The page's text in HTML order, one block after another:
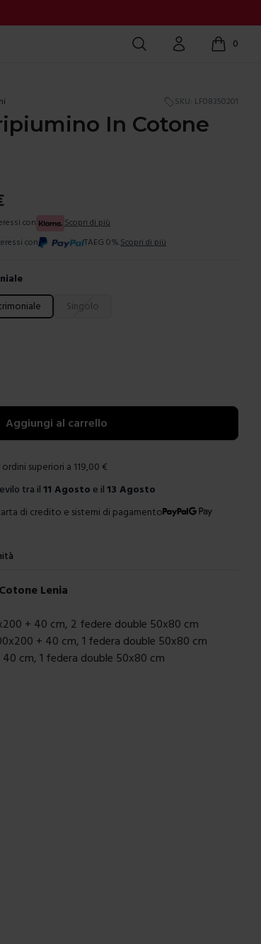
Cerca Account 0
items in
SKU: LF08350201
In Cotone
con
Scopri di più
con TAEG 0%. Scopri di più
Singolo
Aggiungi al carrello
superiori a 119,00 €
tra il11 Agosto e il 13 Agosto
di credito e sistemi di pagamento
Lenia
+ 40 cm, 2 federe double 50x80 cm
+ 40 cm, 1 federa double 50x80 cm
cm, 1 federa double 50x80 cm